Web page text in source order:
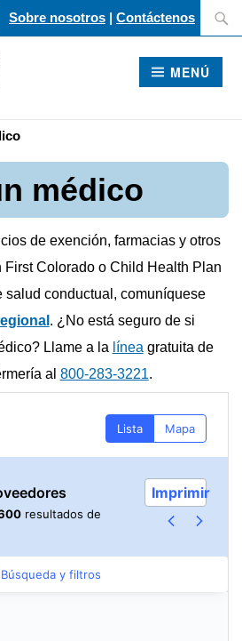
Sobre nosotros Contáctenos
MENÚ
médico
de exención, farmacias y otros
First Colorado o Child Health Plan
salud conductual, comuníquese
. ¿No está seguro de si
Llame a la línea gratuita de
al 800-283-3221.